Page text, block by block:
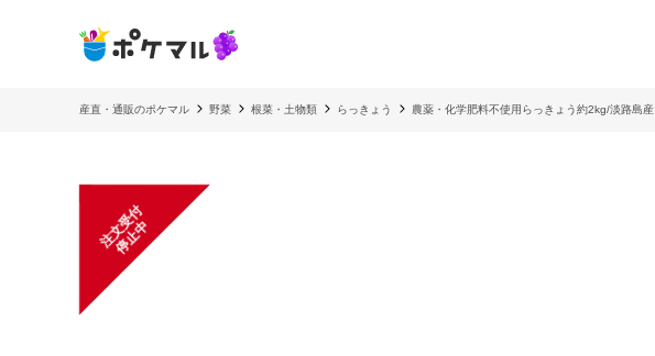
産直・通販のポケマル 野菜 根菜・土物類 らっきょう 農薬・化学肥料不使用らっきょう約2kg/淡路島産
注
文
受
付
停
止
中